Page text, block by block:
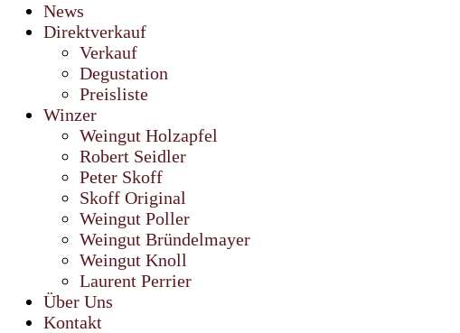
News
Direktverkauf
Verkauf
Degustation
Preisliste
Winzer
Weingut Holzapfel
Robert Seidler
Peter Skoff
Skoff Original
Weingut Poller
Weingut Bründelmayer
Weingut Knoll
Laurent Perrier
Über Uns
Kontakt